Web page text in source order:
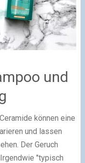
und
können eine
und lassen
Der Geruch
"typisch